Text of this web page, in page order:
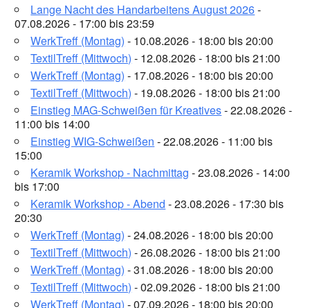
Lange Nacht des Handarbeitens August 2026-
07.08.2026 - 17:00 bis 23:59
WerkTreff (Montag) - 10.08.2026 - 18:00 bis 20:00
TextilTreff (Mittwoch) - 12.08.2026 - 18:00 bis 21:00
WerkTreff (Montag) - 17.08.2026 - 18:00 bis 20:00
TextilTreff (Mittwoch) - 19.08.2026 - 18:00 bis 21:00
Einstieg MAG-Schweißen für Kreatives- 22.08.2026 -
11:00 bis 14:00
Einstieg WIG-Schweißen - 22.08.2026 - 11:00 bis
15:00
Keramik Workshop - Nachmittag - 23.08.2026 - 14:00
bis 17:00
Keramik Workshop - Abend - 23.08.2026 - 17:30 bis
20:30
WerkTreff (Montag) - 24.08.2026 - 18:00 bis 20:00
TextilTreff (Mittwoch) - 26.08.2026 - 18:00 bis 21:00
WerkTreff (Montag) - 31.08.2026 - 18:00 bis 20:00
TextilTreff (Mittwoch) - 02.09.2026 - 18:00 bis 21:00
WerkTreff (Montag) - 07.09.2026 - 18:00 bis 20:00